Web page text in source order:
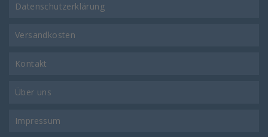
Datenschutzerklärung
Versandkosten
Kontakt
Über uns
Impressum